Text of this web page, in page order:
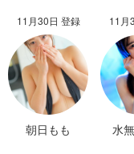
11月30日 登録
朝日もも
11月
水